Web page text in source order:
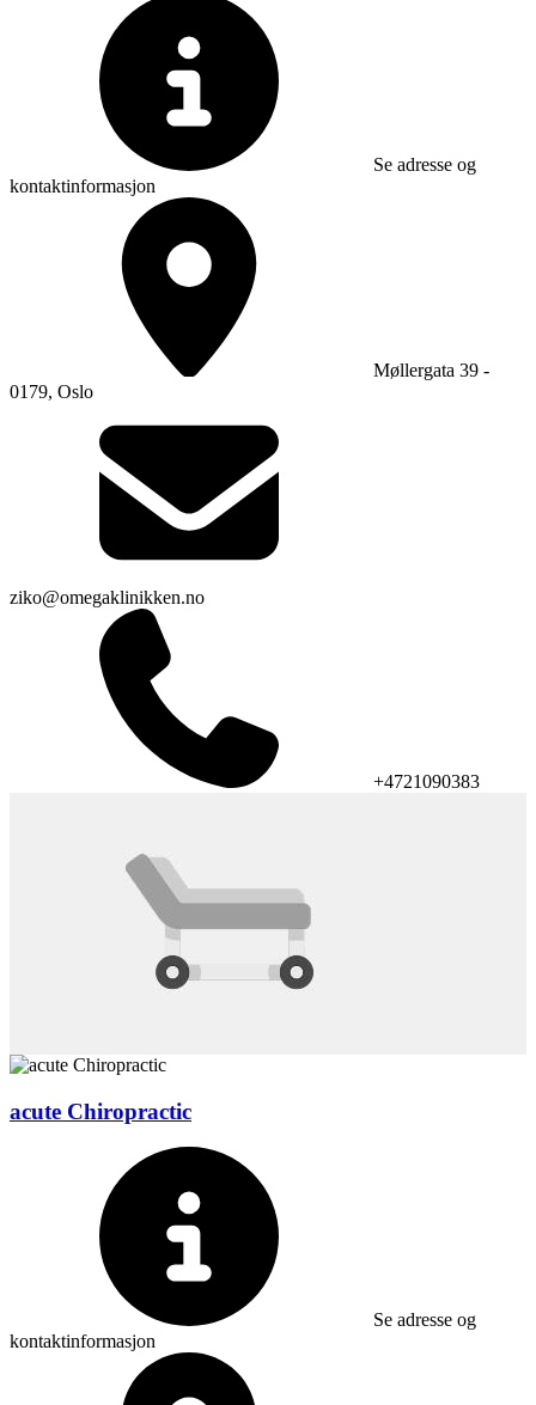
Se adresse og
kontaktinformasjon
Møllergata 39 -
0179, Oslo
ziko@omegaklinikken.no
+4721090383
acute Chiropractic
Se adresse og
kontaktinformasjon